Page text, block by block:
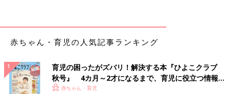
赤ちゃん・育児の人気記事ランキング
育児の困ったがズバリ！解決する本『ひよこクラブ
秋号』 4カ月～2才になるまで、育児に役立つ情報が
いっぱい！
赤ちゃん・育児